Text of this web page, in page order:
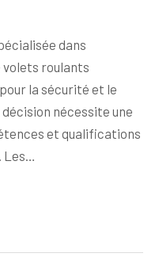
dans
volets roulants
la sécurité et le
nécessite une
et qualifications